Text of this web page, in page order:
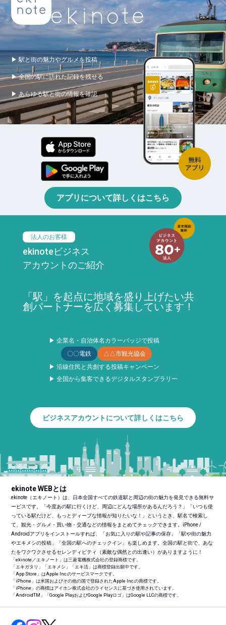
▶ 駅と街の魅力やグルメを投稿
▶ 全国の駅に訪れた記録を残せる
▶ あらゆる駅と街の情報を確認
アプリについて詳しくはこちら
法人のお客様
ekinoteビジネス
アカウントのご紹介
「駅」を起点に地域を盛り上げたい共
創パートナーを広く募集しています！
▶ 企業名・自治体名カラーバッジで投稿
〇〇電鉄
△△市観光協会
▶ 沿線住民と共創する投稿キャンペーン
▶ 全国から集客できるデジタルスタンプラリー
ビジネスアカウントについて詳しくはこちら
ekinote WEBとは
ekinote（エキノート）は、日本全国すべての鉄道駅と周辺の街の魅力を発見できる無料サ
ービスです。「今度あの駅に行くけど、周辺にどんな場所があるんだろう？」「いつも使
っている駅だけど、もっとディープな情報が知りたいな！」というとき、駅名で検索し
て、観光・グルメ・買い物・交通などの情報をまとめてチェックできます。iPhone /
Androidアプリをインストールすれば、「お気に入りの駅や記事の保存」「駅や街の魅力
やエキメシの投稿」「全国の駅へのチェックイン」も楽しめます。全国の駅と街で、あな
たをワクワクさせるセレンディピティ（素敵な偶然との出逢い）がありますように！
「ekinote／エキノート」は三菱電機株式会社の登録商標です。
「エキガタリ」「エキメシ」「エキ活」は商標登録出願中です。
「App Store」はApple Inc.のサービスマークです。
「iPhone」は米国およびその他の国で登録されたApple Inc.の商標です。
「iPhone」の商標はアイホン株式会社のライセンスに基づき使用されています。
「AndroidTM 」「Google PlayおよびGoogle Playロゴ」はGoogle LLCの商標です。